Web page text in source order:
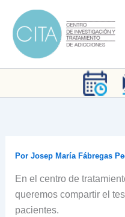
contenido
Por Josep María Fábregas
En el centro de
queremos compartir el
pacientes.